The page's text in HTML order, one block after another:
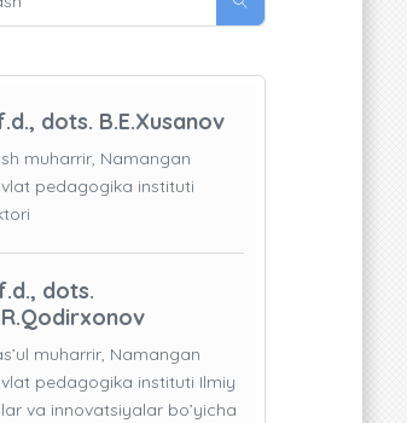
dots. B.E.Xusanov
muharrir, Namangan
pedagogika instituti
dots.
muharrir, Namangan
pedagogika instituti Ilmiy
va innovatsiyalar bo’yicha